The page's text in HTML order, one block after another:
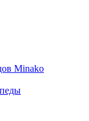
Minako